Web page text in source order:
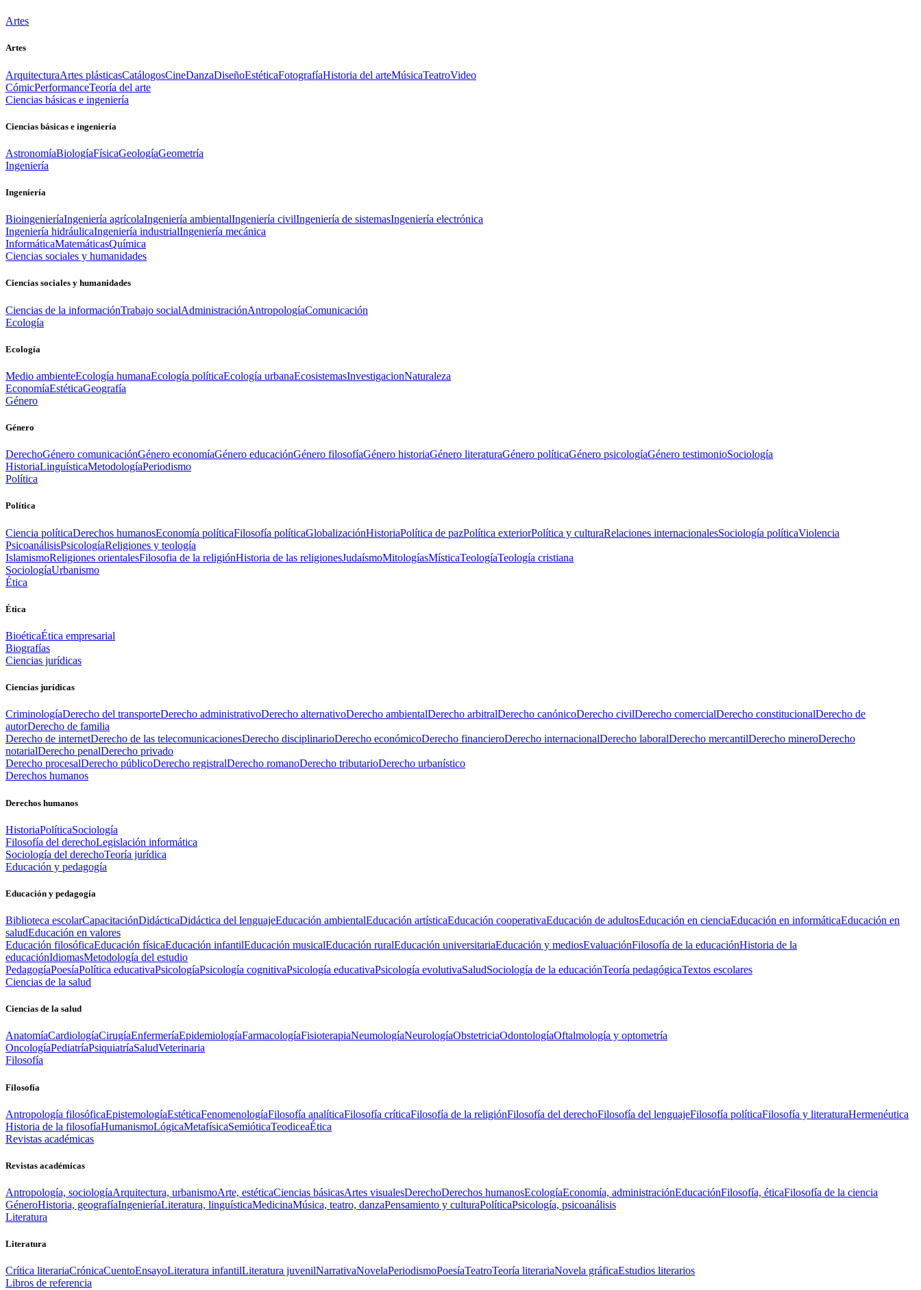
Artes
Artes
ArquitecturaArtes plásticasCatálogosCineDanzaDiseñoEstéticaFotografíaHistoria del arteMúsicaTeatroVideo
CómicPerformanceTeoría del arte
Ciencias básicas e ingeniería
Ciencias básicas e ingeniería
AstronomíaBiologíaFísicaGeologíaGeometría
Ingeniería
Ingeniería
BioingenieríaIngeniería agrícolaIngeniería ambientalIngeniería civilIngeniería de sistemasIngeniería electrónica
Ingeniería hidráulicaIngeniería industrialIngeniería mecánica
InformáticaMatemáticasQuímica
Ciencias sociales y humanidades
Ciencias sociales y humanidades
Ciencias de la informaciónTrabajo socialAdministraciónAntropologíaComunicación
Ecología
Ecología
Medio ambienteEcología humanaEcología políticaEcología urbanaEcosistemasInvestigacionNaturaleza
EconomíaEstéticaGeografía
Género
Género
DerechoGénero comunicaciónGénero economíaGénero educaciónGénero filosofíaGénero historiaGénero literaturaGénero políticaGénero psicologíaGénero testimonioSociología
HistoriaLinguísticaMetodologíaPeriodismo
Política
Política
Ciencia políticaDerechos humanosEconomía políticaFilosofía políticaGlobalizaciónHistoriaPolítica de pazPolítica exteriorPolítica y culturaRelaciones internacionalesSociología políticaViolencia
PsicoanálisisPsicologíaReligiones y teología
IslamismoReligiones orientalesFilosofia de la religiónHistoria de las religionesJudaísmoMitologíasMísticaTeologíaTeología cristiana
SociologíaUrbanismo
Ética
Ética
BioéticaÉtica empresarial
Biografías
Ciencias jurídicas
Ciencias jurídicas
CriminologíaDerecho del transporteDerecho administrativoDerecho alternativoDerecho ambientalDerecho arbitralDerecho canónicoDerecho civilDerecho comercialDerecho constitucionalDerecho de
autorDerecho de familia
Derecho de internetDerecho de las telecomunicacionesDerecho disciplinarioDerecho económicoDerecho financieroDerecho internacionalDerecho laboralDerecho mercantilDerecho mineroDerecho
notarialDerecho penalDerecho privado
Derecho procesalDerecho públicoDerecho registralDerecho romanoDerecho tributarioDerecho urbanístico
Derechos humanos
Derechos humanos
HistoriaPolíticaSociología
Filosofía del derechoLegislación informática
Sociología del derechoTeoría jurídica
Educación y pedagogía
Educación y pedagogía
Biblioteca escolarCapacitaciónDidácticaDidáctica del lenguajeEducación ambientalEducación artísticaEducación cooperativaEducación de adultosEducación en cienciaEducación en informáticaEducación en
saludEducación en valores
Educación filosóficaEducación físicaEducación infantilEducación musicalEducación ruralEducación universitariaEducación y mediosEvaluaciónFilosofía de la educaciónHistoria de la
educaciónIdiomasMetodología del estudio
PedagogíaPoesíaPolítica educativaPsicologíaPsicología cognitivaPsicología educativaPsicología evolutivaSaludSociología de la educaciónTeoría pedagógicaTextos escolares
Ciencias de la salud
Ciencias de la salud
AnatomíaCardiologíaCirugíaEnfermeríaEpidemiologíaFarmacologíaFisioterapiaNeumologíaNeurologíaObstetriciaOdontologíaOftalmología y optometría
OncologíaPediatríaPsiquiatríaSaludVeterinaria
Filosofía
Filosofía
Antropología filosóficaEpistemologíaEstéticaFenomenologíaFilosofía analíticaFilosofía críticaFilosofía de la religiónFilosofía del derechoFilosofía del lenguajeFilosofía políticaFilosofía y literaturaHermenéutica
Historia de la filosofíaHumanismoLógicaMetafísicaSemióticaTeodiceaÉtica
Revistas académicas
Revistas académicas
Antropología, sociologíaArquitectura, urbanismoArte, estéticaCiencias básicasArtes visualesDerechoDerechos humanosEcologíaEconomía, administraciónEducaciónFilosofía, éticaFilosofía de la ciencia
GéneroHistoria, geografíaIngenieríaLiteratura, linguísticaMedicinaMúsica, teatro, danzaPensamiento y culturaPolíticaPsicología, psicoanálisis
Literatura
Literatura
Crítica literariaCrónicaCuentoEnsayoLiteratura infantilLiteratura juvenilNarrativaNovelaPeriodismoPoesíaTeatroTeoría literariaNovela gráficaEstudios literarios
Libros de referencia